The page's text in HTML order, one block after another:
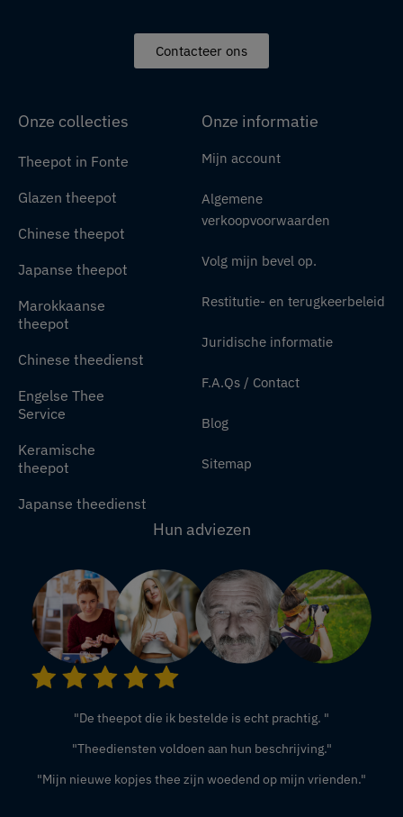
Contacteer ons
Onze collecties
Theepot in Fonte
Glazen theepot
Chinese theepot
Japanse theepot
Marokkaanse
theepot
Chinese theedienst
Engelse Thee
Service
Keramische
theepot
Japanse theedienst
Onze informatie
Mijn account
Algemene
verkoopvoorwaarden
Volg mijn bevel op.
Restitutie- en terugkeerbeleid
Juridische informatie
F.A.Qs / Contact
Blog
Sitemap
Hun adviezen
"De theepot die ik bestelde is echt prachtig. "
"Theediensten voldoen aan hun beschrijving."
"Mijn nieuwe kopjes thee zijn woedend op mijn vrienden."